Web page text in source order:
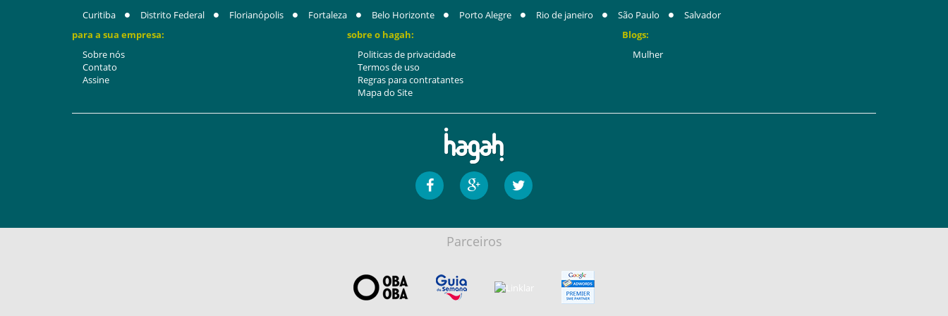
Curitiba
Distrito Federal Florianópolis Fortaleza Belo Horizonte Porto Alegre Rio de janeiro São Paulo
Salvador
para a sua empresa:
Sobre nós
Contato
Assine
sobre o hagah:
Politicas de privacidade
Termos de uso
Regras para contratantes
Mapa do Site
Blogs:
Mulher
Parceiros